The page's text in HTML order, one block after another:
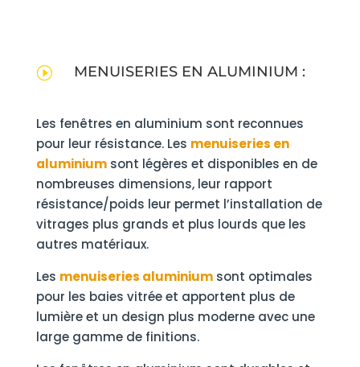
I MENUISERIES EN ALUMINIUM :
Les fenêtres en aluminium sont reconnues
pour leur résistance. Les menuiseries en
aluminium sont légères et disponibles en de
nombreuses dimensions, leur rapport
résistance/poids leur permet l’installation de
vitrages plus grands et plus lourds que les
autres matériaux.
Les menuiseries aluminiumsont optimales
pour les baies vitrée et apportent plus de
lumière et un design plus moderne avec une
large gamme de finitions.